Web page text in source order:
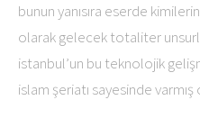
bunun yanısıra eserde
olarak gelecek totaliter
istanbul’un bu teknolojik
islam şeriatı sayesinde